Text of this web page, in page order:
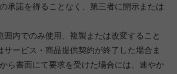
承諾を得ることなく、第三者に開示または
囲内でのみ使用、複製または改変すること
サービス・商品提供契約が終了した場合ま
ら書面にて要求を受けた場合には、速やか